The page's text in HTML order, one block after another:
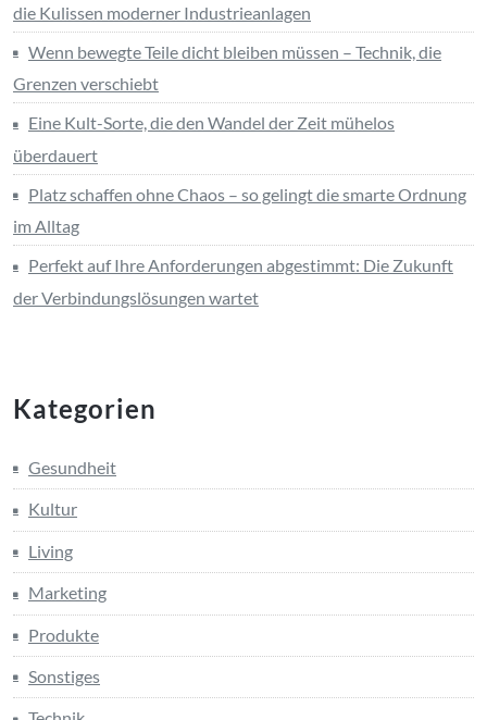
die Kulissen moderner Industrieanlagen
Wenn bewegte Teile dicht bleiben müssen – Technik, die
Grenzen verschiebt
Eine Kult-Sorte, die den Wandel der Zeit mühelos
überdauert
Platz schaffen ohne Chaos – so gelingt die smarte Ordnung
im Alltag
Perfekt auf Ihre Anforderungen abgestimmt: Die Zukunft
der Verbindungslösungen wartet
Kategorien
Gesundheit
Kultur
Living
Marketing
Produkte
Sonstiges